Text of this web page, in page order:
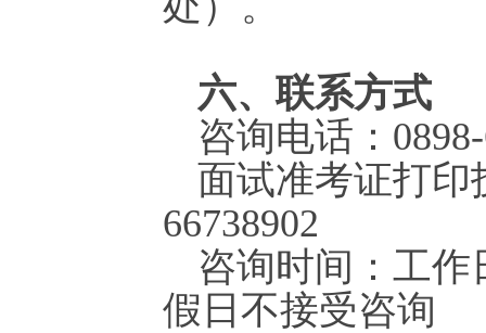
六、联系方式
咨询电话：
面试准考证打印
66738902
咨询时间：工作
假日不接受咨询